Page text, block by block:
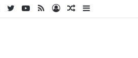
Articolo
Log
RSS
YouTube
Twitter
Facebook